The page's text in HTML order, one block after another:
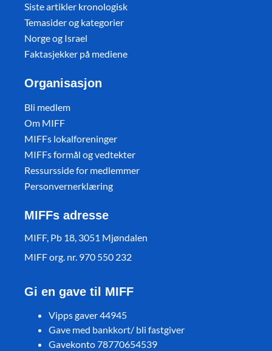
Siste artikler kronologisk
Temasider og kategorier
Norge og Israel
Faktasjekker på mediene
Organisasjon
Bli medlem
Om MIFF
MIFFs lokalforeninger
MIFFs formål og vedtekter
Ressursside for medlemmer
Personvernerklæring
MIFFs adresse
MIFF, Pb 18, 3051 Mjøndalen
MIFF org. nr. 970 550 232
Gi en gave til MIFF
Vipps gaver 44945
Gave med bankkort/ bli fastgiver
Gavekonto 78770654539